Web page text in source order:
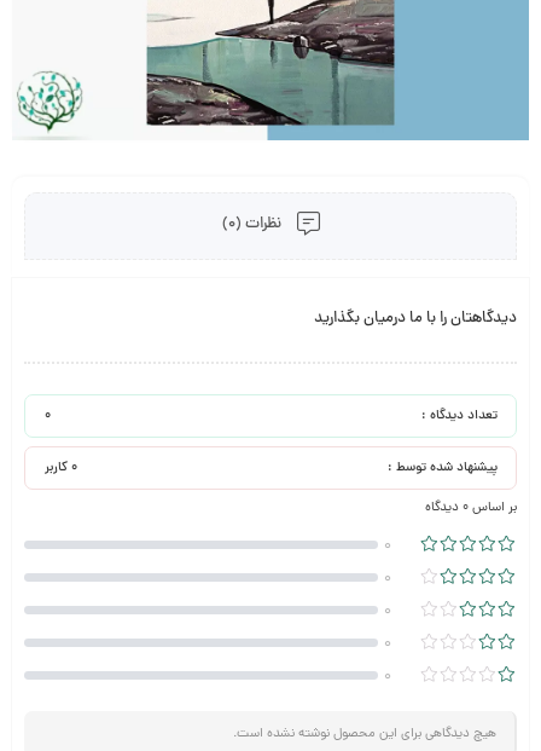
نظرات (0)
دیدگاهتان را با ما درمیان بگذارید
تعداد دیدگاه : 0
پیشنهاد شده توسط : 0 کاربر
بر اساس 0 دیدگاه
0
0
0
0
0
هیچ دیدگاهی برای این محصول نوشته نشده است.